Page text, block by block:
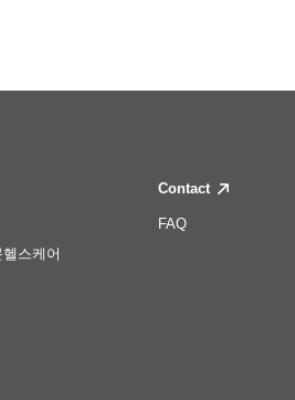
스케어
Contact
FAQ